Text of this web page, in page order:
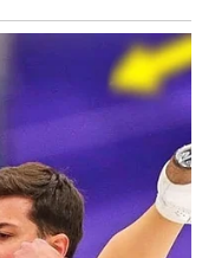
niko nije znao
koja će vas